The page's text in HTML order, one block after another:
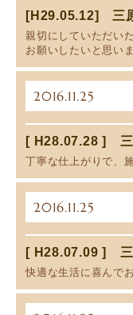
[H29.05.12] 三
親切にしていただい
お願いしたいと思いま
2016.11.25
[ H28.07.28 ] 三
丁寧な仕上がりで、
2016.11.25
[ H28.07.09 ] 三
快適な生活に喜んで